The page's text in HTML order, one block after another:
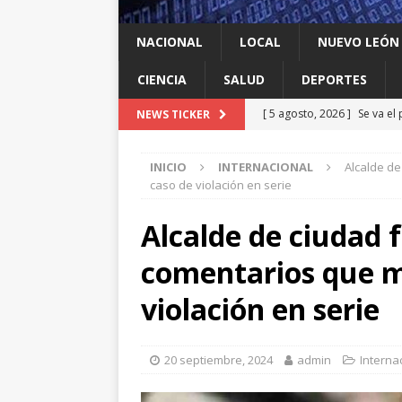
NACIONAL LOCAL NUEVO LEÓN
CIENCIA SALUD DEPORTES
NEWS TICKER [ 5 agosto, 2026 ] Se va
[ 5 agosto, 2026 ] Tigres
[ 5 agosto, 2026 ]
[ 5 agosto, 2026 ] Patricio
LOCAL
amenaza (y por qué es
INICIO INTERNACIONAL
Alcalde
caso de violación en serie
Alcalde de ciudad
comentarios que
violación en serie
20 septiembre, 2024 admin